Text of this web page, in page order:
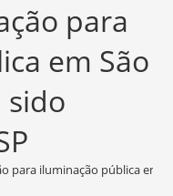
para
em São
sido
para iluminação pública em